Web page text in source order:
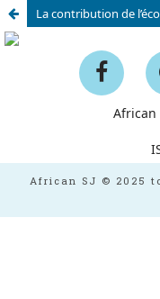
African
African SJ © 2025